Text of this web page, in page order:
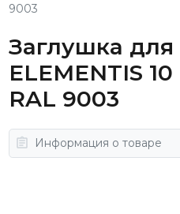
9003
Заглушка для
ELEMENTIS
RAL 9003
Информация о товаре